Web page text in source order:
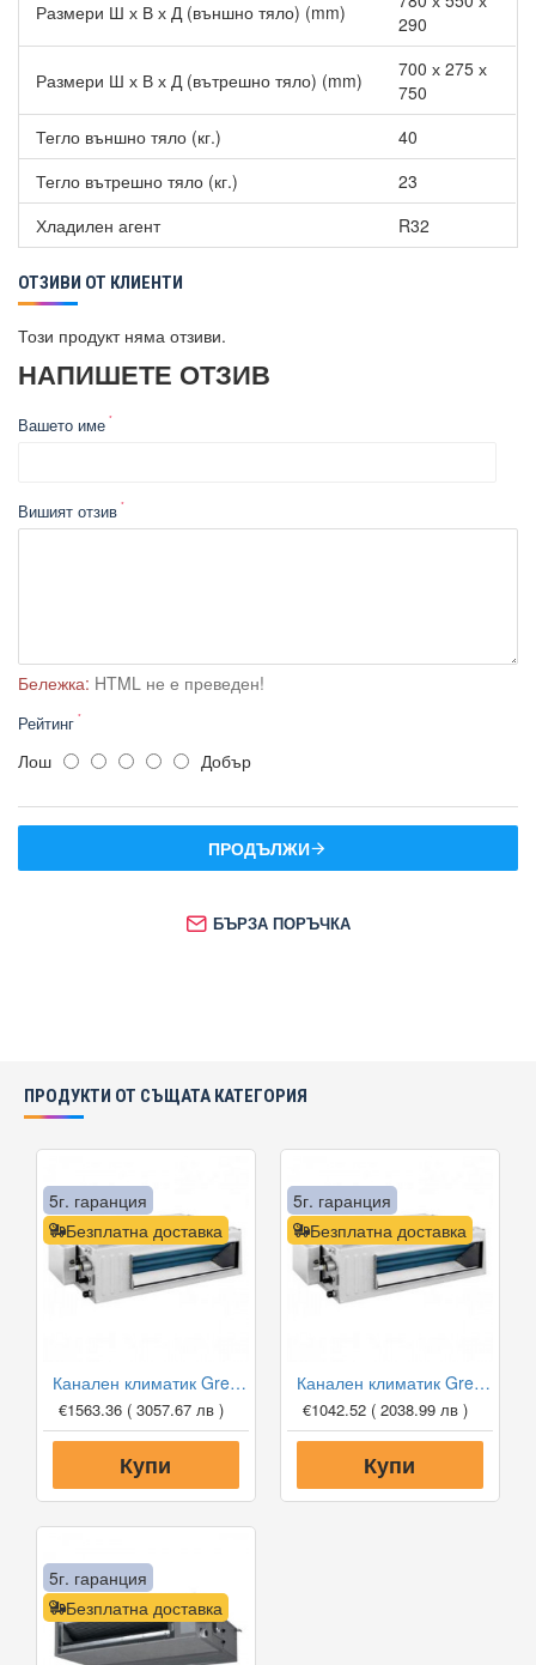
Размери Ш х В х Д (външно тяло) (mm)
290
Размери Ш х В х Д (вътрешно тяло) (mm)
700 х 275 х
750
Тегло външно тяло (кг.)
40
Тегло вътрешно тяло (кг.)
23
Хладилен агент
R32
ОТЗИВИ ОТ КЛИЕНТИ
Този продукт няма отзиви.
НАПИШЕТЕ ОТЗИВ
Вашето име
Вишият отзив
Бележка: HTML не е преведен!
Рейтинг
Лош Добър
ПРОДЪЛЖИ
БЪРЗА ПОРЪЧКА
ПРОДУКТИ ОТ СЪЩАТА КАТЕГОРИЯ
Безплатна доставка
5г. гаранция
Канален климатик Gree GUD71PH1-A/GUD71W1-NhA-S, 24 000 BTU, Клас A++
€1563.36 ( 3057.67 лв )
Купи
Безплатна доставка
5г. гаранция
Канален климатик Gree GUD35P1/GUD35W1-NhA-S, 12 000 BTU, Клас A++
€1042.52 ( 2038.99 лв )
Купи
Безплатна доставка
5г. гаранция